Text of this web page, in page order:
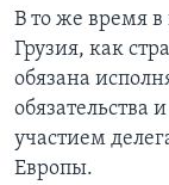
В то же время
Грузия, как
обязана
обязательства
участием
Европы.